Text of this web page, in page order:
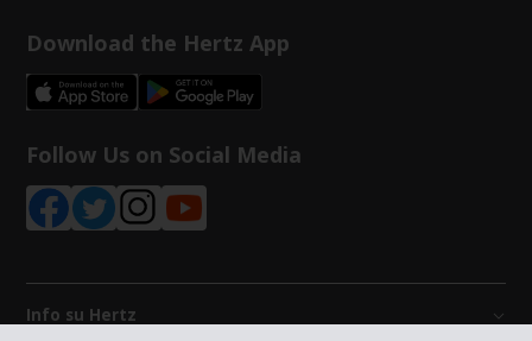
Download the Hertz App
Follow Us on Social Media
Info su Hertz